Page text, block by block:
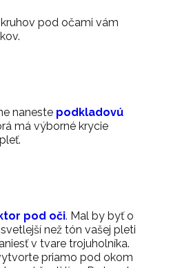
pod očami vám
naneste podkladovú
má výborné krycie
pod oči. Mal by byť o
než tón vašej pleti
v tvare trojuholníka.
priamo pod okom